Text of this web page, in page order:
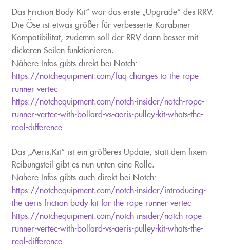
Das Friction Body Kit“ war das erste „Upgrade“ des RRV.
Die Öse ist etwas größer für verbesserte Karabiner-
Kompatibilität, zudemm soll der RRV dann besser mit
dickeren Seilen funktionieren.
Nähere Infos gibts direkt bei Notch:
https://notchequipment.com/faq-changes-to-the-rope-
runner-vertec
https://notchequipment.com/notch-insider/notch-rope-
runner-vertec-with-bollard-vs-aeris-pulley-kit-whats-the-
real-difference
Das „Aeris.Kit“ ist ein größeres Update, statt dem fixem
Reibungsteil gibt es nun unten eine Rolle.
Nähere Infos gibts auch direkt bei Notch:
https://notchequipment.com/notch-insider/introducing-
the-aeris-friction-body-kit-for-the-rope-runner-vertec
https://notchequipment.com/notch-insider/notch-rope-
runner-vertec-with-bollard-vs-aeris-pulley-kit-whats-the-
real-difference